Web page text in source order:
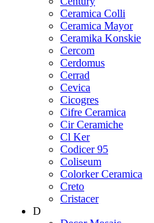
Ceramica Colli
Ceramica Mayor
Ceramika Konskie
Cercom
Cerdomus
Cerrad
Cevica
Cicogres
Cifre Ceramica
Cir Ceramiche
Cl Ker
Codicer 95
Coliseum
Colorker Ceramica
Creto
Cristacer
D